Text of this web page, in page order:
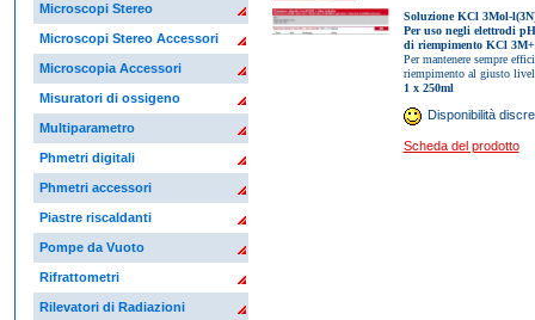
Microscopi Stereo
Microscopi Stereo Accessori
Microscopia Accessori
Misuratori di ossigeno
Multiparametro
Phmetri digitali
Phmetri accessori
Piastre riscaldanti
Pompe da Vuoto
Rifrattometri
Rilevatori di Radiazioni
Soluzione KCl 3Mol-
Per uso negli elettrodi
di riempimento KCl
Per mantenere sempre
riempimento al giusto
1 x 250ml
Disponibilità
Scheda del prodotto